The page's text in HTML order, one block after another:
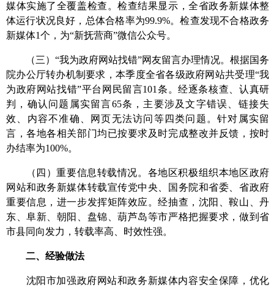
媒体实施了全覆盖检查。检查结果显示，全省政务新媒体整
体运行状况良好，总体合格率为99.9%。检查发现不合格政务
新媒体1个，为“新抚营商”微信公众号。
（三）“我为政府网站找错”网友留言办理情况。根据国务
院办公厅转办机制要求，本季度全省各级政府网站共受理“我
为政府网站找错”平台网民留言101 条。经逐条核查、认真研
判，确认问题属实留言65条，主要涉及文字错误、链接失
效、内容不准确、网页无法访问等四类问题。针对属实留
言，各地各相关部门均已按要求及时完成整改并反馈，按时
办结率为100%。
（四）重要信息转载情况。 各地区积极组织本地区政府
网站和政务新媒体转载宣传党中央、国务院和省委、省政府
重要信息，进一步发挥矩阵效应。经抽查， 沈阳、鞍山、丹
东、阜新、朝阳、盘锦、葫芦岛等市严格把握要求，做到省
市县同向发力，转载率高、时效性强。
二、经验做法
沈阳市加强政府网站和政务新媒体内容安全保障，优化